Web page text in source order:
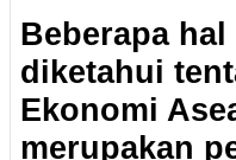
Beberapa
diketahui
Ekonomi
merupakan